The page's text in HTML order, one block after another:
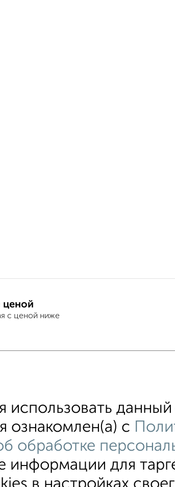
ценой
с ценой ниже
км от города Большой дом С
срок Без посредников
использовать
ознакомлен(а) с
обработке
информации для